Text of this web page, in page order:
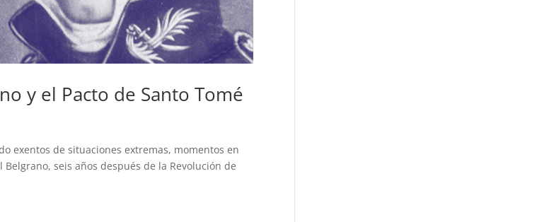
y el Pacto de Santo Tomé
de situaciones extremas, momentos en
seis años después de la Revolución de